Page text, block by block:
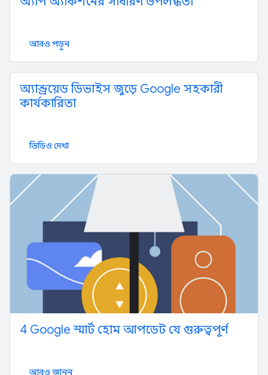
আরও পড়ুন
অ্যান্ড্রয়েড ডিভাইস জুড়ে Google সহকারী
কার্যকারিতা
ভিডিও দেখা
4 Google স্মার্ট হোম আপডেট যে গুরুত্বপূর্ণ
আরও জানুন